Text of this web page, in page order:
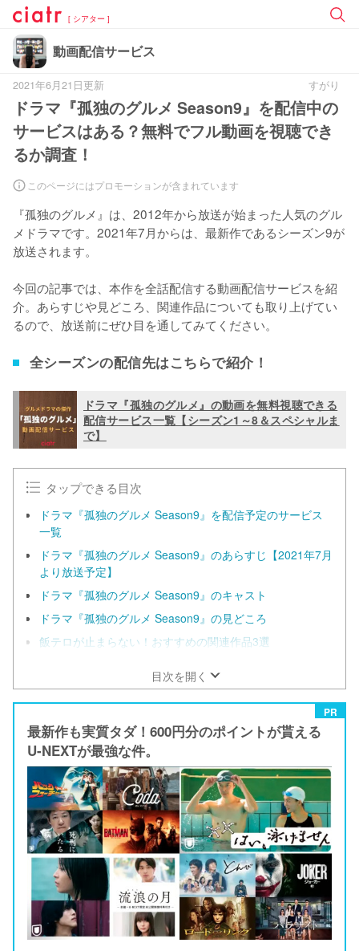
[ シアター ]
動画配信サービス
2021年6月21日更新 すがり
ドラマ『孤独のグルメ Season9』を配信中の
サービスはある？無料でフル動画を視聴でき
るか調査！
このページにはプロモーションが含まれています
『孤独のグルメ』は、2012年から放送が始まった人気のグル
メドラマです。2021年7月からは、最新作であるシーズン9が
放送されます。
今回の記事では、本作を全話配信する動画配信サービスを紹
介。あらすじや見どころ、関連作品についても取り上げてい
るので、放送前にぜひ目を通してみてください。
全シーズンの配信先はこちらで紹介！
ドラマ『孤独のグルメ』の動画を無料視聴できる
配信サービス一覧【シーズン1～8＆スペシャルま
で】
タップできる目次
ドラマ『孤独のグルメ Season9』を配信予定のサービス
一覧
ドラマ『孤独のグルメ Season9』のあらすじ【2021年7月
より放送予定】
ドラマ『孤独のグルメ Season9』のキャスト
ドラマ『孤独のグルメ Season9』の見どころ
飯テロが止まらない！おすすめの関連作品3選
目次を開く
PR
最新作も実質タダ！600円分のポイントが貰える
U-NEXTが最強な件。